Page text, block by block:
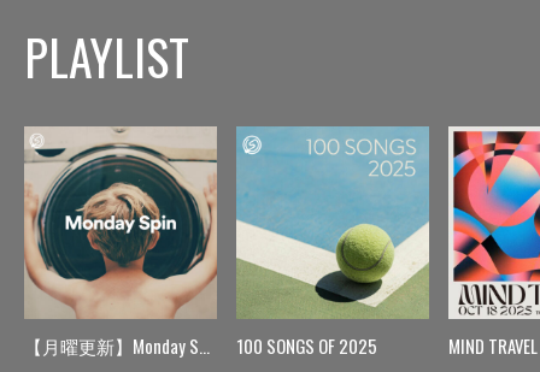
PLAYLIST
【月曜更新】Monday Spin 100 SONGS OF 2025 MIND TRAVEL